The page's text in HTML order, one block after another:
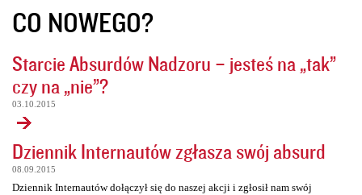
CO NOWEGO?
Starcie Absurdów Nadzoru – jesteś na „tak”
czy na „nie”?
03.10.2015
Dziennik Internautów zgłasza swój absurd
08.09.2015
Dziennik Internautów dołączył się do naszej akcji i zgłosił nam swój